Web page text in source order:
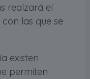
realzará el
las que se
existen
permiten